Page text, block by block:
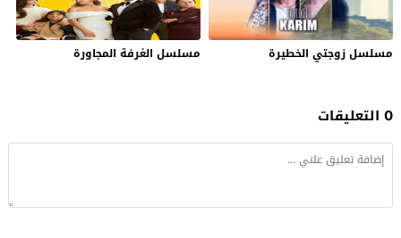
مسلسل زوجتي الخطيرة مسلسل الغرفة المجاورة
0 التعليقات